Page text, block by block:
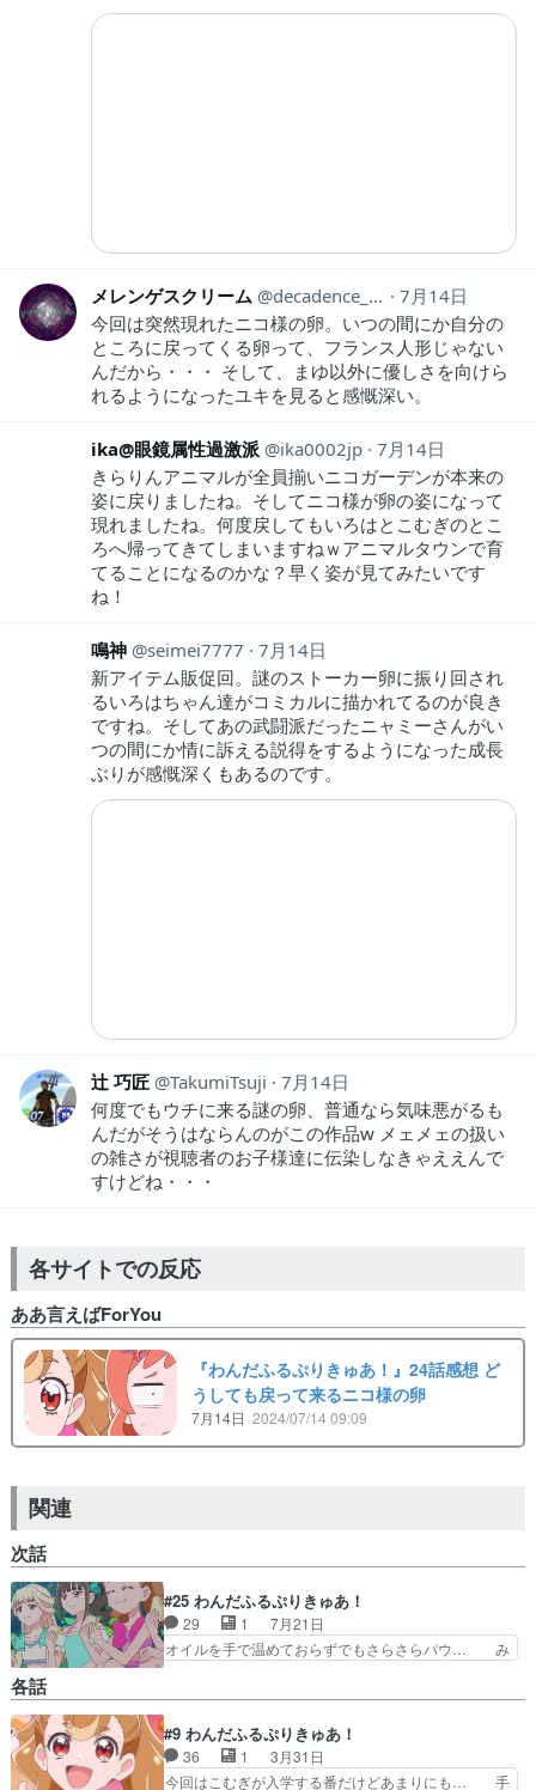
メレンゲスクリーム decadence_1990
7月14日
今回は突然現れたニコ様の卵。いつの間にか自分の
ところに戻ってくる卵って、フランス人形じゃない
んだから・・・ そして、まゆ以外に優しさを向けら
れるようになったユキを見ると感慨深い。
ika@眼鏡属性過激派 ika0002jp 7月14日
きらりんアニマルが全員揃いニコガーデンが本来の
姿に戻りましたね。そしてニコ様が卵の姿になって
現れましたね。何度戻してもいろはとこむぎのとこ
ろへ帰ってきてしまいますねｗアニマルタウンで育
てることになるのかな？早く姿が見てみたいです
ね！
鳴神 seimei7777
7月14日
新アイテム販促回。謎のストーカー卵に振り回され
るいろはちゃん達がコミカルに描かれてるのが良き
ですね。そしてあの武闘派だったニャミーさんがい
つの間にか情に訴える説得をするようになった成長
ぶりが感慨深くもあるのです。
辻 巧匠 TakumiTsuji
7月14日
何度でもウチに来る謎の卵、普通なら気味悪がるも
んだがそうはならんのがこの作品w メェメェの扱い
の雑さが視聴者のお子様達に伝染しなきゃええんで
すけどね・・・
各サイトでの反応
ああ言えばForYou
『わんだふるぷりきゅあ！』24話感想 ど
うしても戻って来るニコ様の卵
7月14日 2024/07/14 09:09
関連
次話
#25 わんだふるぷりきゅあ！
29 1
7月21日
オイルを手で温めておらずでもさらさらパウ… み
んの水着は上半身にTシャツを着て… 7月22日月
曜日ですユキちゃんのシーンも… 光るニコさま、
商品化されそうｗさりげなく… まゆ&ユキwith犬
各話
#9 わんだふるぷりきゅあ！
36 1
3月31日
今回はこむぎが入学する番だけどあまりにも… 手